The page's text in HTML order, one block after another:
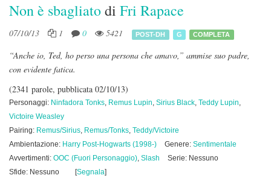
Non è sbagliatodi Fri Rapace
07/10/13 1 0 5421 POST-DH G COMPLETA
“Anche io, Ted, ho perso una persona che amavo,” ammise suo padre,
con evidente fatica.
(2341 parole, pubblicata 02/10/13)
Personaggi: Ninfadora Tonks, Remus Lupin, Sirius Black, Teddy Lupin,
Victoire Weasley
Pairing: Remus/Sirius, Remus/Tonks, Teddy/Victoire
Ambientazione: Harry Post-Hogwarts (1998-) Genere: Sentimentale
Avvertimenti: OOC (Fuori Personaggio), Slash
Serie: Nessuno
Sfide: Nessuno
[Segnala]